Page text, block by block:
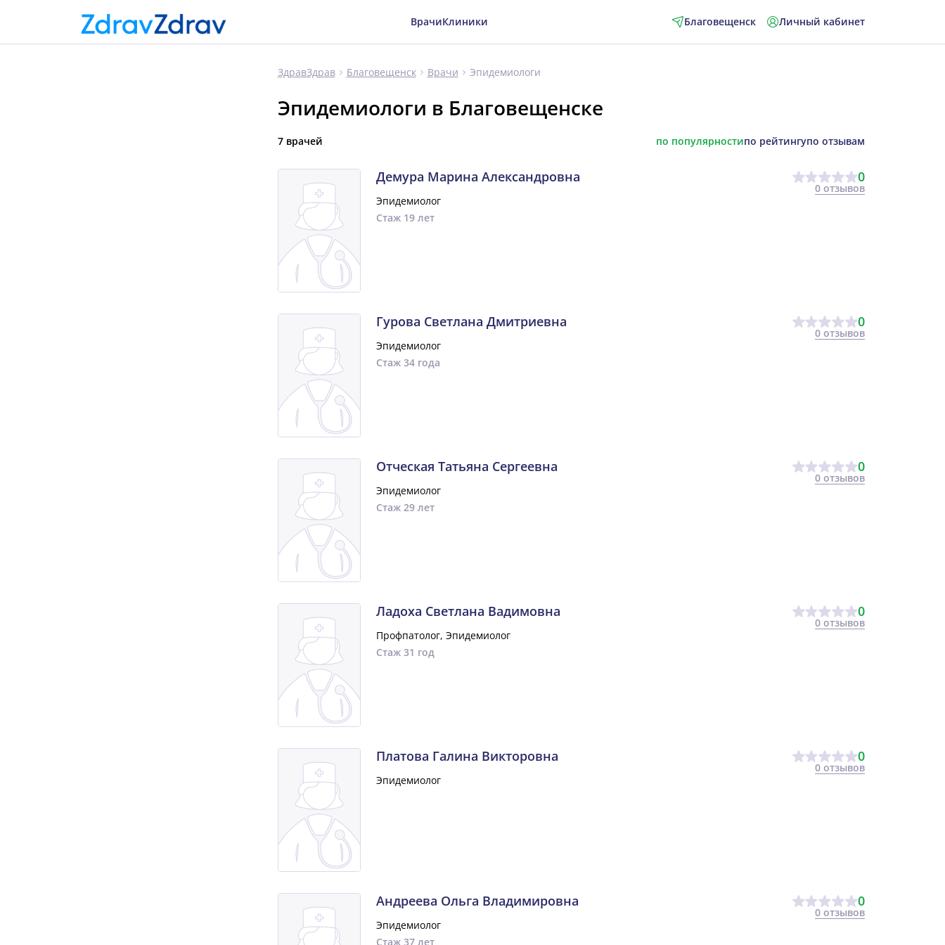
ВрачиКлиники Благовещенск Личный кабинет
ЗдравЗдрав Благовещенск Врачи Эпидемиологи
Эпидемиологи в Благовещенске
7 врачей по популярностипо рейтингупо отзывам
Демура Марина Александровна 0
0 отзывов
Эпидемиолог
Стаж 19 лет
Гурова Светлана Дмитриевна 0
0 отзывов
Эпидемиолог
Стаж 34 года
Отческая Татьяна Сергеевна 0
0 отзывов
Эпидемиолог
Стаж 29 лет
Ладоха Светлана Вадимовна 0
0 отзывов
Профпатолог, Эпидемиолог
Стаж 31 год
Платова Галина Викторовна 0
0 отзывов
Эпидемиолог
Андреева Ольга Владимировна 0
0 отзывов
Эпидемиолог
Стаж 37 лет